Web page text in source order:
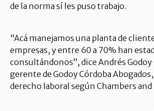
de la norma sí les puso trabajo.
“Acá manejamos una planta de
empresas, y entre 60 a 70% han
consultándonos”, dice Andrés Godoy
gerente de Godoy Córdoba
derecho laboral según Chambers